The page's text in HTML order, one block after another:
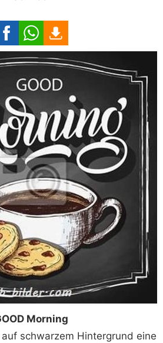
Morning
schwarzem Hintergrund eine